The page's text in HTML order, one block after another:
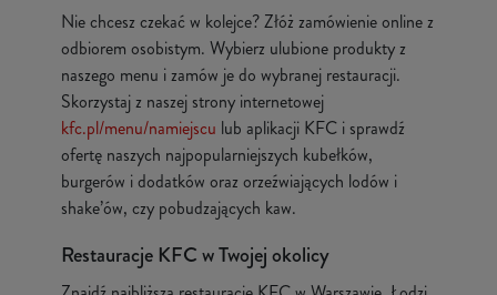
Nie chcesz czekać w kolejce? Złóż zamówienie online z
odbiorem osobistym. Wybierz ulubione produkty z
naszego menu i zamów je do wybranej restauracji.
Skorzystaj z naszej strony internetowej
kfc.pl/menu/namiejscu lub aplikacji KFC i sprawdź
ofertę naszych najpopularniejszych kubełków,
burgerów i dodatków oraz orzeźwiających lodów i
shake’ów, czy pobudzających kaw.
Restauracje KFC w Twojej okolicy